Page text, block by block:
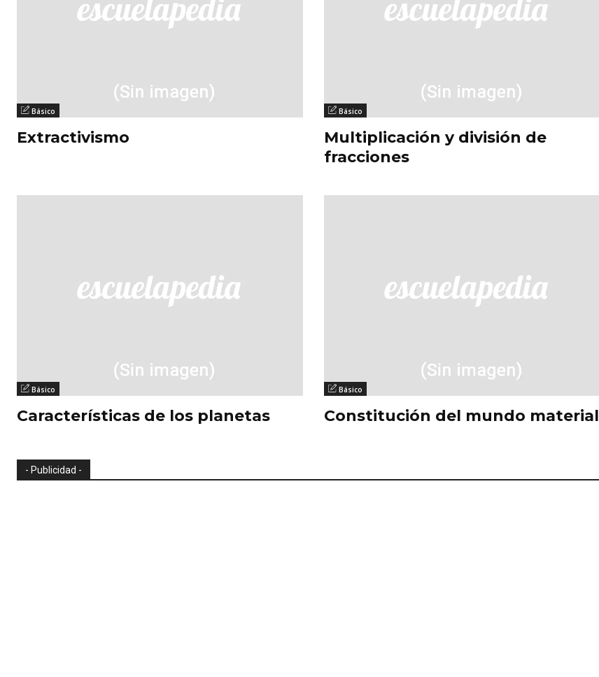
Básico
Extractivismo
Básico
Multiplicación y división de
fracciones
Básico
Características de los planetas
Básico
Constitución del mundo material
- Publicidad -